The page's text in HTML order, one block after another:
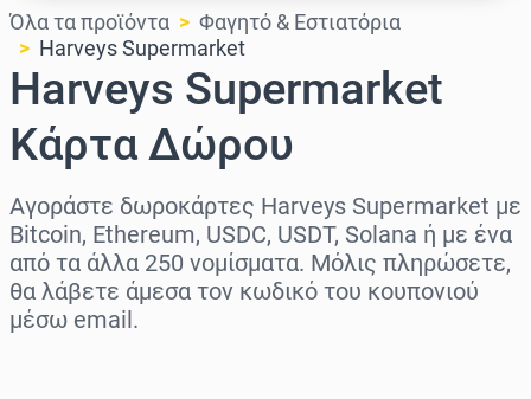
Όλα τα προϊόντα
Φαγητό & Εστιατόρια
Harveys Supermarket
Harveys Supermarket
Κάρτα Δώρου
Αγοράστε δωροκάρτες Harveys Supermarket με
Bitcoin, Ethereum, USDC, USDT, Solana ή με ένα
από τα άλλα 250 νομίσματα. Μόλις πληρώσετε,
θα λάβετε άμεσα τον κωδικό του κουπονιού
μέσω email.